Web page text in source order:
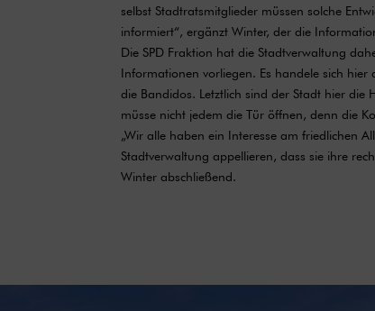
selbst Stadtratsmitglieder müssen solche
informiert“, ergänzt Winter, der die
Die SPD Fraktion hat die Stadtverwaltung
Informationen vorliegen. Es handele sich
die Bandidos. Letztlich sind der Stadt hier die
müsse nicht jedem die Tür öffnen, denn die
„Wir alle haben ein Interesse am friedlichen
Stadtverwaltung appellieren, dass sie ihre
Winter abschließend.